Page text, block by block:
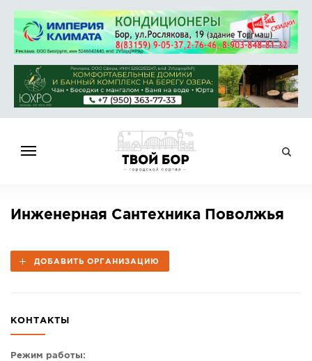
НОВОСТИ
ОБЪЯВЛЕНИЯ
КАМЕРЫ
Инженерная Сантехника Поволжья
ДОБАВИТЬ ОРГАНИЗАЦИЮ
КОНТАКТЫ
Режим работы: